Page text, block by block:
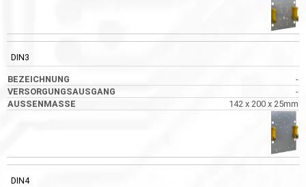
DIN3
-
-
142 x 200 x 25mm
DIN4